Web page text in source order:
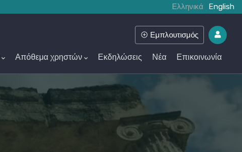
Ελληνικά English
Απόθεμα χρηστών Εκδηλώσεις Νέα Επικοινωνία
Εμπλουτισμός